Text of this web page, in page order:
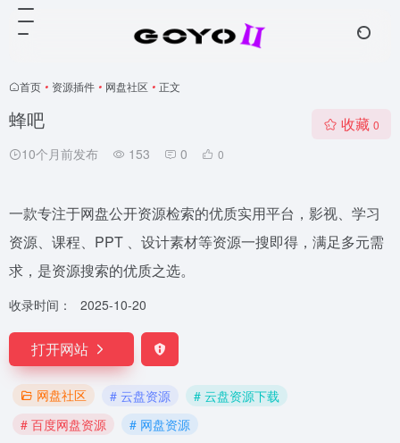
首页 • 资源插件 • 网盘社区 • 正文
蜂吧
10个月前发布 153 0 0
收藏 0
一款专注于网盘公开资源检索的优质实用平台，影视、学习
资源、课程、PPT 、设计素材等资源一搜即得，满足多元需
求，是资源搜索的优质之选。
收录时间： 2025-10-20
打开网站
网盘社区 # 云盘资源
# 云盘资源下载
# 百度网盘资源
# 网盘资源